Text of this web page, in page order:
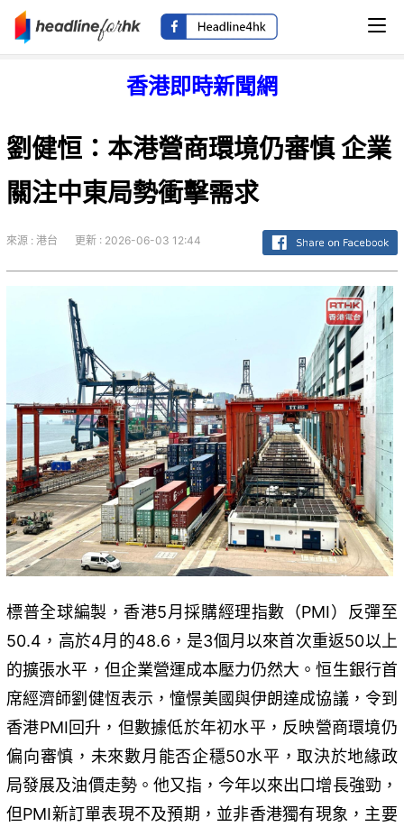
香港即時新聞網
劉健恒：本港營商環境仍審慎 企業
關注中東局勢衝擊需求
來源 : 港台 更新 : 2026-06-03 12:44
標普全球編製，香港5月採購經理指數（PMI）反彈至
50.4，高於4月的48.6，是3個月以來首次重返50以上
的擴張水平，但企業營運成本壓力仍然大。恒生銀行首
席經濟師劉健恆表示，憧憬美國與伊朗達成協議，令到
香港PMI回升，但數據低於年初水平，反映營商環境仍
偏向審慎，未來數月能否企穩50水平，取決於地緣政
局發展及油價走勢。他又指，今年以來出口增長強勁，
但PMI新訂單表現不及預期，並非香港獨有現象，主要